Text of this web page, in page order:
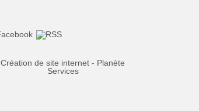
Création de site internet - Planète
Services